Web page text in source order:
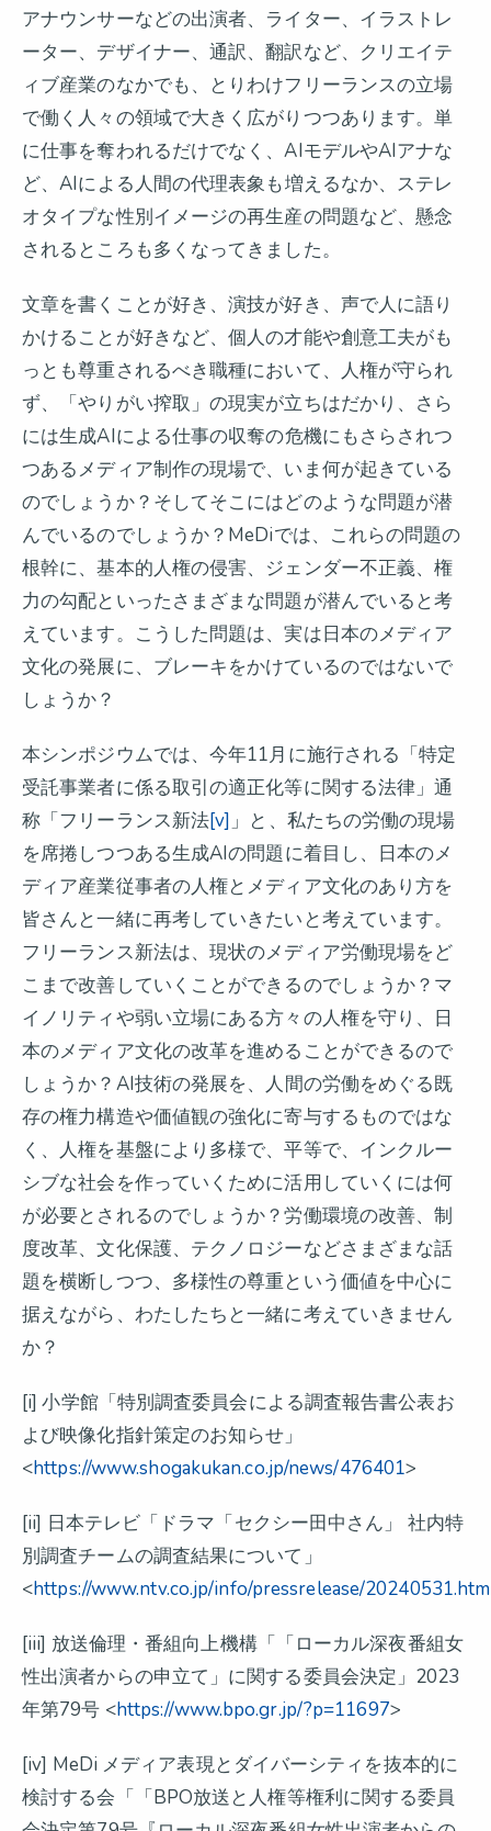
アナウンサーなどの出演者、ライター、イラストレ
ーター、デザイナー、通訳、翻訳など、クリエイテ
ィブ産業のなかでも、とりわけフリーランスの立場
で働く人々の領域で大きく広がりつつあります。単
に仕事を奪われるだけでなく、AIモデルやAIアナな
ど、AIによる人間の代理表象も増えるなか、ステレ
オタイプな性別イメージの再生産の問題など、懸念
されるところも多くなってきました。
文章を書くことが好き、演技が好き、声で人に語り
かけることが好きなど、個人の才能や創意工夫がも
っとも尊重されるべき職種において、人権が守られ
ず、「やりがい搾取」の現実が立ちはだかり、さら
には生成AIによる仕事の収奪の危機にもさらされつ
つあるメディア制作の現場で、いま何が起きている
のでしょうか？そしてそこにはどのような問題が潜
んでいるのでしょうか？MeDiでは、これらの問題の
根幹に、基本的人権の侵害、ジェンダー不正義、権
力の勾配といったさまざまな問題が潜んでいると考
えています。こうした問題は、実は日本のメディア
文化の発展に、ブレーキをかけているのではないで
しょうか？
本シンポジウムでは、今年11月に施行される「特定
受託事業者に係る取引の適正化等に関する法律」通
称「フリーランス新法[v] 」と、私たちの労働の現場
を席捲しつつある生成AIの問題に着目し、日本のメ
ディア産業従事者の人権とメディア文化のあり方を
皆さんと一緒に再考していきたいと考えています。
フリーランス新法は、現状のメディア労働現場をど
こまで改善していくことができるのでしょうか？マ
イノリティや弱い立場にある方々の人権を守り、日
本のメディア文化の改革を進めることができるので
しょうか？AI技術の発展を、人間の労働をめぐる既
存の権力構造や価値観の強化に寄与するものではな
く、人権を基盤により多様で、平等で、インクルー
シブな社会を作っていくために活用していくには何
が必要とされるのでしょうか？労働環境の改善、制
度改革、文化保護、テクノロジーなどさまざまな話
題を横断しつつ、多様性の尊重という価値を中心に
据えながら、わたしたちと一緒に考えていきません
か？
[i] 小学館「特別調査委員会による調査報告書公表お
よび映像化指針策定のお知らせ」
<https://www.shogakukan.co.jp/news/476401>
[ii] 日本テレビ「ドラマ「セクシー田中さん」 社内特
別調査チームの調査結果について」
<https://www.ntv.co.jp/info/pressrelease/
[iii] 放送倫理・番組向上機構「「ローカル深夜番組女
性出演者からの申立て」に関する委員会決定」2023
年第79号 <https://www.bpo.gr.jp/?p=11697>
[iv] MeDi メディア表現とダイバーシティを抜本的に
検討する会「「BPO放送と人権等権利に関する委員